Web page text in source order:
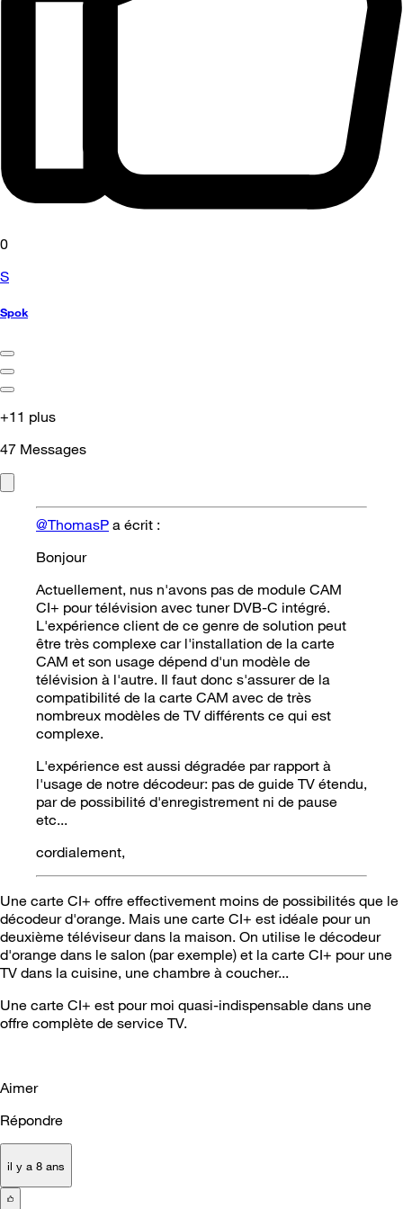
0
S
Spok
+11 plus
47 Messages
@ThomasP a écrit :
Bonjour
Actuellement, nus n'avons pas de module CAM
CI+ pour télévision avec tuner DVB-C intégré.
L'expérience client de ce genre de solution peut
être très complexe car l'installation de la carte
CAM et son usage dépend d'un modèle de
télévision à l'autre. Il faut donc s'assurer de la
compatibilité de la carte CAM avec de très
nombreux modèles de TV différents ce qui est
complexe.
L'expérience est aussi dégradée par rapport à
l'usage de notre décodeur: pas de guide TV étendu,
par de possibilité d'enregistrement ni de pause
etc...
cordialement,
Une carte CI+ offre effectivement moins de possibilités que le
décodeur d'orange. Mais une carte CI+ est idéale pour un
deuxième téléviseur dans la maison. On utilise le décodeur
d'orange dans le salon (par exemple) et la carte CI+ pour une
TV dans la cuisine, une chambre à coucher...
Une carte CI+ est pour moi quasi-indispensable dans une
offre complète de service TV.
Aimer
Répondre
il y a 8 ans